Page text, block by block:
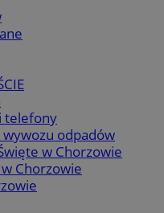
telefony
odpadów
w Chorzowie
w Chorzowie